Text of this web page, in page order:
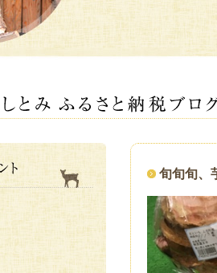
旬旬旬、